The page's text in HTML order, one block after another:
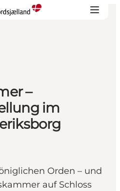
–
im
Orden – und
auf Schloss